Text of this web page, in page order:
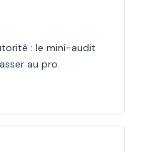
: le mini-audit
au pro.